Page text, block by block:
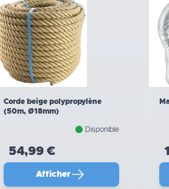
Corde beige polypropylène
(50m, Ø18mm)
Disponible
54,99 €
Afficher